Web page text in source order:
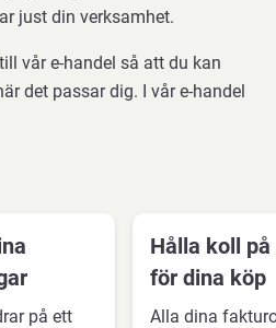
just din verksamhet.
vår e-handel så att du kan
det passar dig. I vår e-handel
på ett
Hålla koll
för dina köp
Alla dina